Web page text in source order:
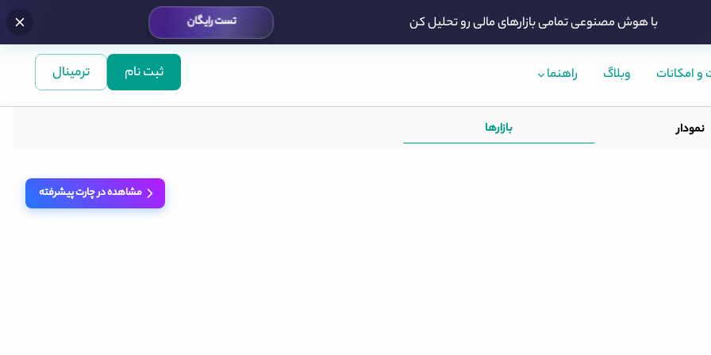
با هوش مصنوعی تمامی بازارهای مالی رو تحلیل کن تست رایگان
امکانات وبلاگ راهنما ثبت نام ترمینال
نمودار بازارها
مشاهده در چارت پیشرفته